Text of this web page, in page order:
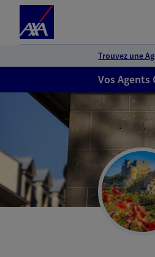
Trouvez une
Vos Agents